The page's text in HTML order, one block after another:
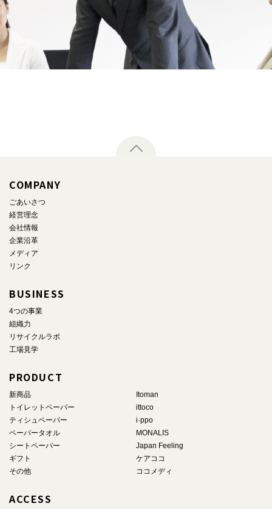
COMPANY
ごあいさつ
経営理念
会社情報
企業沿革
メディア
リンク
BUSINESS
4つの事業
組織力
リサイクルラボ
工場見学
PRODUCT
新商品
トイレットペーパー
ティシュペーパー
ペーパータオル
シートペーパー
ギフト
その他
Itoman
ittoco
i·ppo
MONALIS
Japan Feeling
ケアココ
ココメディ
ACCESS